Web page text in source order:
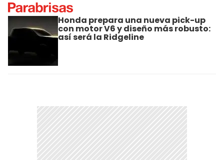
Honda prepara una nueva pick-up
con motor V6 y diseño más robusto:
así será la Ridgeline